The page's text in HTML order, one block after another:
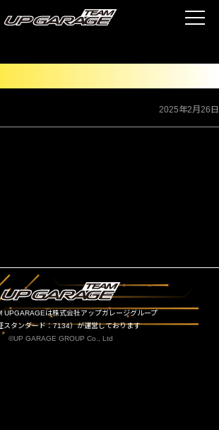
2025年2月26日
UPGARAGEは株式会社アップガレージグループ
スタンダード：7134）が運営しております
©UP GARAGE GROUP Co., Ltd